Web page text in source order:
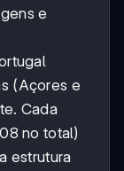
e
(Açores e
Cada
no total)
estrutura